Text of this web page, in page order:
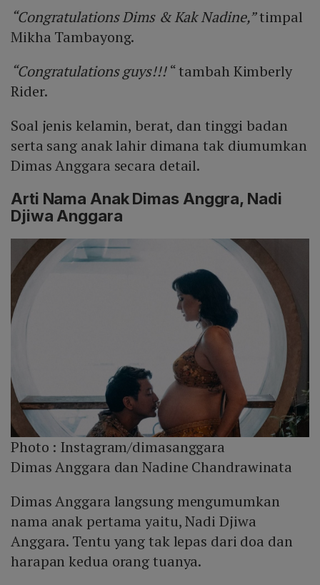
“Congratulations Dims & Kak Nadine,”timpal
Mikha Tambayong.
“Congratulations guys!!!“ tambah Kimberly
Rider.
Soal jenis kelamin, berat, dan tinggi badan
serta sang anak lahir dimana tak diumumkan
Dimas Anggara secara detail.
Arti Nama Anak Dimas Anggra, Nadi
Djiwa Anggara
Photo : Instagram/dimasanggara
Dimas Anggara dan Nadine Chandrawinata
Dimas Anggara langsung mengumumkan
nama anak pertama yaitu, Nadi Djiwa
Anggara. Tentu yang tak lepas dari doa dan
harapan kedua orang tuanya.